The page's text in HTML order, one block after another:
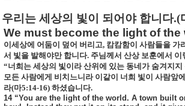
우리는 세상의 빛이 되어야 합니다.(
We must become the light of the
이세상에 어둠이 덮어 버리고, 캄캄함이 사람들을 가
서 빛을 발해야만 합니다. 주님께서 산상 보훈에서
“너희는 세상의 빛이라 산위에 있는 동네가 숨겨지
모든 사람에게 비치느니라 이같이 너희 빛이 사람앞
라(마5:14-16) 하셨습니다.
14 “You are the light of the world. A town built